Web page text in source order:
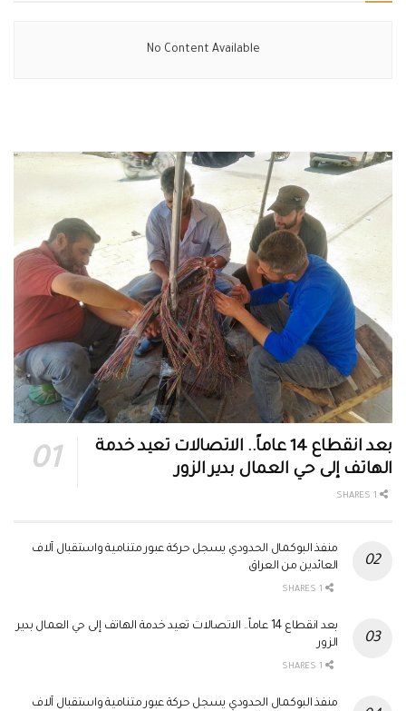
No Content Available
بعد انقطاع 14 عاماً.. الاتصالات تعيد خدمة
الهاتف إلى حي العمال بدير الزور
منفذ البوكمال الحدودي يسجل حركة عبور متنامية واستقبال آلاف
العائدين من العراق
بعد انقطاع 14 عاماً.. الاتصالات تعيد خدمة الهاتف إلى حي العمال بدير
الزور
منفذ البوكمال الحدودي يسجل حركة عبور متنامية واستقبال آلاف